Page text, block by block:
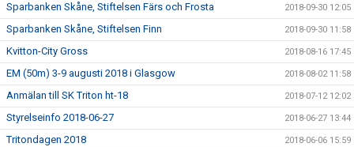
Sparbanken Skåne, Stiftelsen Färs och Frosta 2018-09-30 12:05
Sparbanken Skåne, Stiftelsen Finn 2018-09-30 11:58
Kvitton-City Gross 2018-08-16 17:45
EM (50m) 3-9 augusti 2018 i Glasgow 2018-08-02 11:58
Anmälan till SK Triton ht-18 2018-07-12 12:02
Styrelseinfo 2018-06-27 2018-06-27 13:44
Tritondagen 2018 2018-06-06 15:59